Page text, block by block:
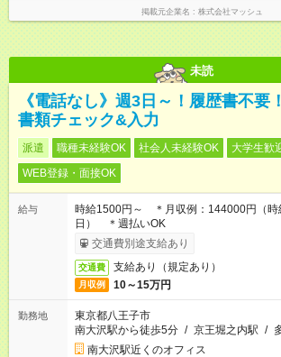
掲載元企業名 株式会社マッシュ
未読
《電話なし》週3日～！履歴書不要
書類チェック&入力
派遣 職種未経験OK 社会人未経験OK 大学生歓
WEB登録・面接OK
給与
時給1500円～ ＊月収例：144000円（時
日） ＊週払いOK
交通費別途支給あり
交通費 支給あり（規定あり）
月収例 10～15万円
勤務地
東京都八王子市
南大沢駅から徒歩5分 / 京王堀之内駅 /
南大沢駅近くのオフィス